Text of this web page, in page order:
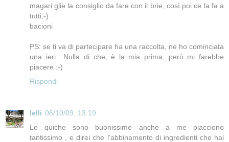
magari glie la consiglio da fare con il brie, così poi ce la fa a
tutti;-)
bacioni
PS: se ti va di partecipare ha una raccolta, ne ho cominciata
una ieri.. Nulla di che, è la mia prima, però mi farebbe
piacere :-)
Rispondi
lelli 06/10/09, 13:19
Le quiche sono buonissime anche a me piacciono
tantissimo , e direi che l'abbinamento di ingredienti che hai